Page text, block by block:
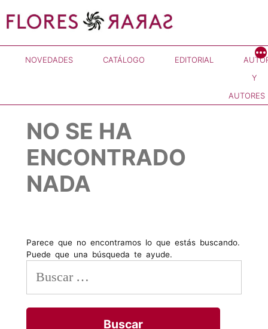
al
NOVEDADES CATÁLOGO EDITORIAL
Y
AUTORES
NO SE HA
ENCONTRADO
NADA
Parece que no encontramos lo que estás buscando.
Puede que una búsqueda te ayude.